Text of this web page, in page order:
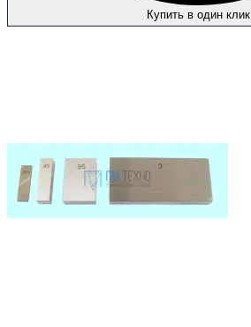
Купить в один клик